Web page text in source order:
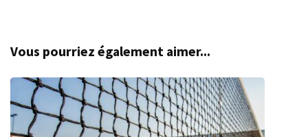
Vous pourriez également aimer...